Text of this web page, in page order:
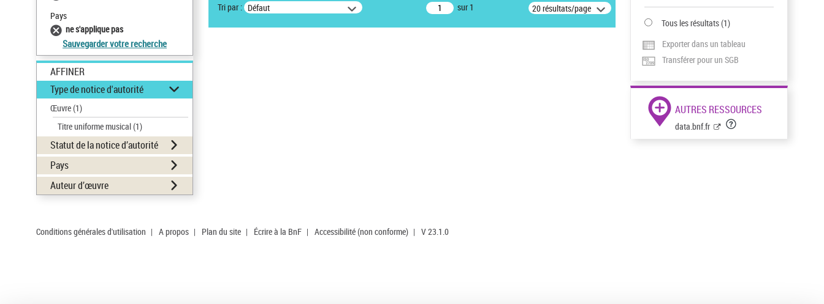
Pays
ne s'applique pas
Sauvegarder votre recherche
AFFINER
Type de notice d'autorité
Œuvre(1)
Titre uniforme musical(1)
Statut de la notice d’autorité
Pays
Auteur d’œuvre
Tri par : Défaut sur 1 20 résultats/page
Tous les résultats(1)
Exporter dans un tableau
Transférer pour un SGB
AUTRES RESSOURCES
data.bnf.fr
Conditions générales d'utilisation | A propos | Plan du site | Écrire à la BnF | Accessibilité (non conforme) | V 23.1.0